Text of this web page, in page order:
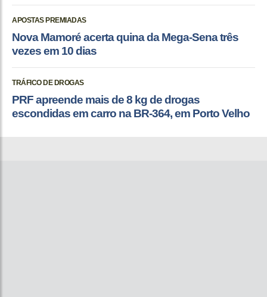
APOSTAS PREMIADAS
Nova Mamoré acerta quina da Mega-Sena três
vezes em 10 dias
TRÁFICO DE DROGAS
PRF apreende mais de 8 kg de drogas
escondidas em carro na BR-364, em Porto Velho